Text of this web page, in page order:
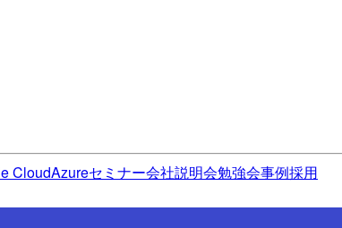
CloudAzureセミナー会社説明会勉強会事例採用